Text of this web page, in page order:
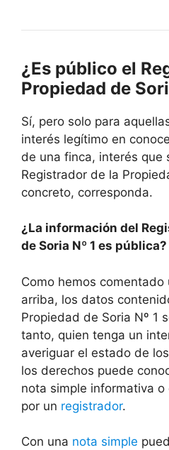
¿Es público el
Propiedad de
Sí, pero solo para
interés legítimo en
de una finca, interés que
Registrador de la
concreto, corresponda.
¿La información del
de Soria Nº 1 es pública?
Como hemos comentado
arriba, los datos
Propiedad de Soria Nº 1
tanto, quien tenga un
averiguar el estado de
los derechos puede
nota simple informativa
por un registrador.
Con una nota simple